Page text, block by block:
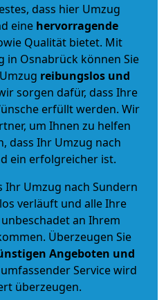
dass hier Umzug
eine hervorragende
Qualität bietet. Mit
in Osnabrück können Sie
reibungslos und
sorgen dafür, dass Ihre
erfüllt werden. Wir
um Ihnen zu helfen
dass Ihr Umzug nach
ein erfolgreicher ist.
Ihr Umzug nach Sundern
verläuft und alle Ihre
an Ihrem
Überzeugen Sie
Angeboten und
Service wird
überzeugen.